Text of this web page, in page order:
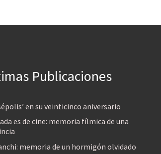
Publicaciones
en su veinticinco aniversario
es de cine: memoria fílmica de una
memoria de un hormigón olvidado